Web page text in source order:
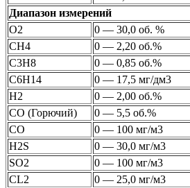
Диапазон измерений
O2
0 — 30,0 об. %
CH4
0 — 2,20 об.%
C3H8
0 — 0,85 об.%
C6H14
0 — 17,5 мг/дм3
H2
0 — 2,00 об.%
CO (Горючий)
0 — 5,5 об.%
CO
0 — 100 мг/м3
H2S
0 — 30,0 мг/м3
SO2
0 — 100 мг/м3
CL2
0 — 25,0 мг/м3